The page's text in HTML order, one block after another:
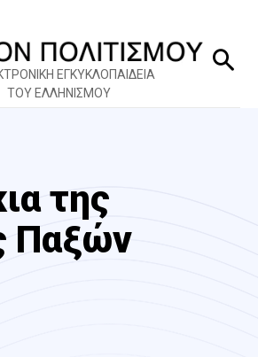
ΕΓΚΥΚΛΟΠΑΙΔΕΙΑ
ΤΟΥ ΕΛΛΗΝΙΣΜΟΥ
της
Παξών